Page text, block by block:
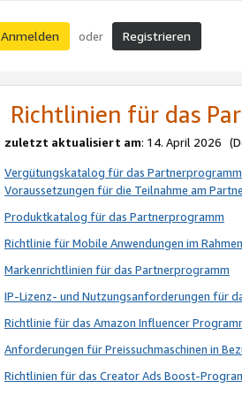
Anmelden oder Registrieren
Richtlinien für das
zuletzt aktualisiert am: 14. April 2026
Vergütungskatalog für das Partnerprogramm
Voraussetzungen für die Teilnahme am
Produktkatalog für das Partnerprogramm
Richtlinie für Mobile Anwendungen im
Markenrichtlinien für das Partnerprogramm
IP-Lizenz- und Nutzungsanforderungen für
Richtlinie für das Amazon Influencer
Anforderungen für Preissuchmaschinen in
Richtlinien für das Creator Ads Boost-